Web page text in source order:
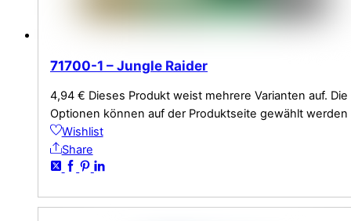
71700-1 – Jungle Raider
4,94 € Dieses Produkt weist mehrere Varianten auf. Die
Optionen können auf der Produktseite gewählt werden
Wishlist
Share